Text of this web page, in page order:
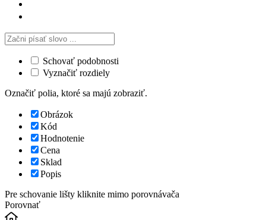
Schovať podobnosti
Vyznačiť rozdiely
Označiť polia, ktoré sa majú zobraziť.
Obrázok
Kód
Hodnotenie
Cena
Sklad
Popis
Pre schovanie lišty kliknite mimo porovnávača
Porovnať